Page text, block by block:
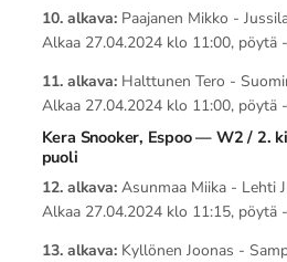
10. alkava:Paajanen Mikko -
Alkaa 27.04.2024 klo 11:00, pöytä -
11. alkava:Halttunen Tero -
Alkaa 27.04.2024 klo 11:00, pöytä -
Kera Snooker, Espoo — W2 / 2.
puoli
12. alkava:Asunmaa Miika - Lehti
Alkaa 27.04.2024 klo 11:15, pöytä -
13. alkava:Kyllönen Joonas -